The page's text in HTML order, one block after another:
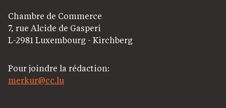
Chambre de Commerce
7, rue Alcide de Gasperi
L-2981 Luxembourg - Kirchberg
Pour joindre la rédaction:
merkur@cc.lu